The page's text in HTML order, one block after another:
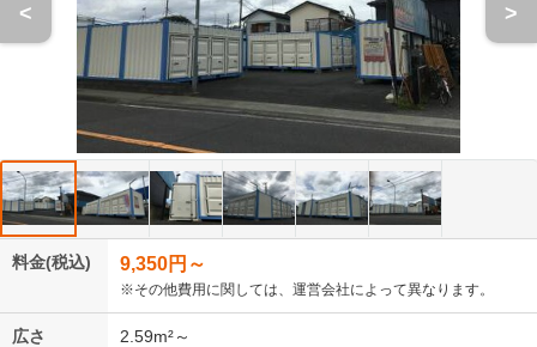
< >
料金(税込) 9,350円～
※その他費用に関しては、運営会社によって異なります。
広さ 2.59m²～